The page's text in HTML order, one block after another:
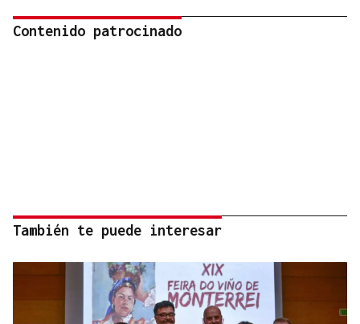
Contenido patrocinado
También te puede interesar